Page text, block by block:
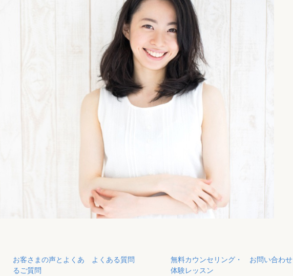
お客さまの声とよくあ
るご質問
よくある質問
無料カウンセリング・
体験レッスン
お問い合わせ